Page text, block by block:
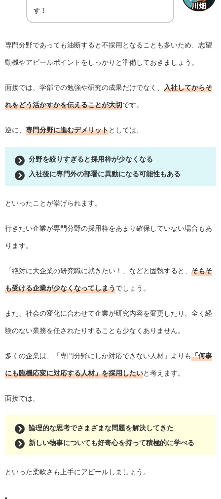
す！
専門分野であっても油断すると不採用となることも多いため、志望
動機やアピールポイントをしっかりと準備しておきましょう。
面接では、学部での勉強や研究の成果だけでなく、 入社してからそ
れをどう活かすかを伝えることが大切です。
逆に、 専門分野に進むデメリットとしては、
分野を絞りすぎると採用枠が少なくなる
入社後に専門外の部署に異動になる可能性もある
といったことが挙げられます。
行きたい企業が専門分野の採用枠をあまり確保していない場合もあ
ります。
「絶対に大企業の研究職に就きたい！」などと固執すると、 そもそ
も受ける企業が少なくなってしまうでしょう。
また、社会の変化に合わせて企業が研究内容を変更したり、全く経
験のない業務を任されたりすることも少なくありません。
多くの企業は、「専門分野にしか対応できない人材」よりも「何事
にも臨機応変に対応する人材」を採用したいと考えます。
面接では、
論理的な思考でさまざまな問題を解決してきた
新しい物事についても好奇心を持って積極的に学べる
といった柔軟さも上手にアピールしましょう。